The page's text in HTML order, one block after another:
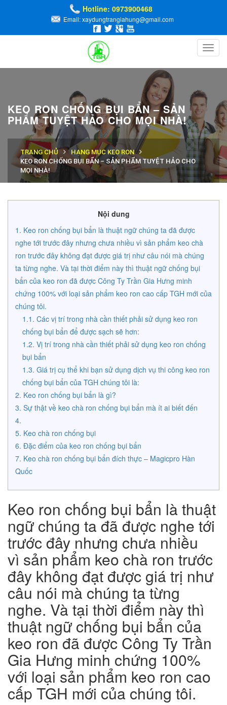
Hotline: 0973900468
Email: xaydungtrangiahung@gmail.com
KEO RON CHỐNG BỤI BẨN – SẢN
PHẨM TUYỆT HẢO CHO MỌI NHÀ!
TRANG CHỦ
HẠNG MỤC KEO RON
KEO RON CHỐNG BỤI BẨN – SẢN PHẨM TUYỆT HẢO CHO
MỌI NHÀ!
Nội dung
Keo ron chống bụi bẩn là thuật ngữ chúng ta đã được
nghe tới trước đây nhưng chưa nhiều vì sản phẩm keo chà
ron trước đây không đạt được giá trị như câu nói mà chúng
ta từng nghe. Và tại thời điểm này thì thuật ngữ chống bụi
bẩn của keo ron đã được Công Ty Trần Gia Hưng minh
chứng 100% với loại sản phẩm keo ron cao cấp TGH mới của
chúng tôi.
Các vị trí trong nhà cần thiết phải sử dụng keo ron
chống bụi bẩn để được sạch sẽ hơn:
Vị trí trong nhà cần thiết phải sử dụng keo ron chống
bụi bẩn
Giá trị cụ thể khi bạn sử dụng dịch vụ thi công keo ron
chống bụi bẩn của TGH chúng tôi là:
Keo ron chống bụi bẩn là gì?
Sự thật về keo chà ron chống bụi bẩn mà ít ai biết đến
Keo chà ron chống bụi
Đặc điểm của keo ron chống bụi bẩn
Keo chà ron chống bụi bẩn đích thực – Magicpro Hàn
Quốc
Keo ron chống bụi bẩn là thuật
ngữ chúng ta đã được nghe tới
trước đây nhưng chưa nhiều
vì sản phẩm keo chà ron trước
đây không đạt được giá trị như
câu nói mà chúng ta từng
nghe. Và tại thời điểm này thì
thuật ngữ chống bụi bẩn của
keo ron đã được Công Ty Trần
Gia Hưng minh chứng 100%
với loại sản phẩm keo ron cao
cấp TGH mới của chúng tôi.